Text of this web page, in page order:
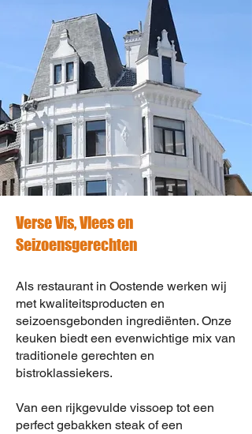
Verse Vis, Vlees en
Seizoensgerechten
Als restaurant in Oostende werken wij
met kwaliteitsproducten en
seizoensgebonden ingrediënten. Onze
keuken biedt een evenwichtige mix van
traditionele gerechten en
bistroklassiekers.
Van een rijkgevulde vissoep tot een
perfect gebakken steak of een